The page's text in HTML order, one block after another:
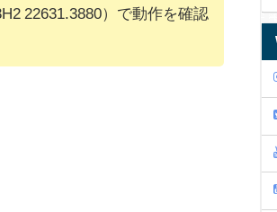
22631.3880）で動作を確認